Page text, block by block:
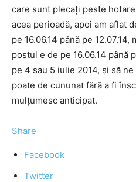
care sunt plecați peste
acea perioadă, apoi am aflat
pe 16.06.14 până pe
postul e de pe 16.06.14 până
pe 4 sau 5 iulie 2014, și să
poate de cununat fără a fi
mulțumesc anticipat.
Share
Facebook
Twitter